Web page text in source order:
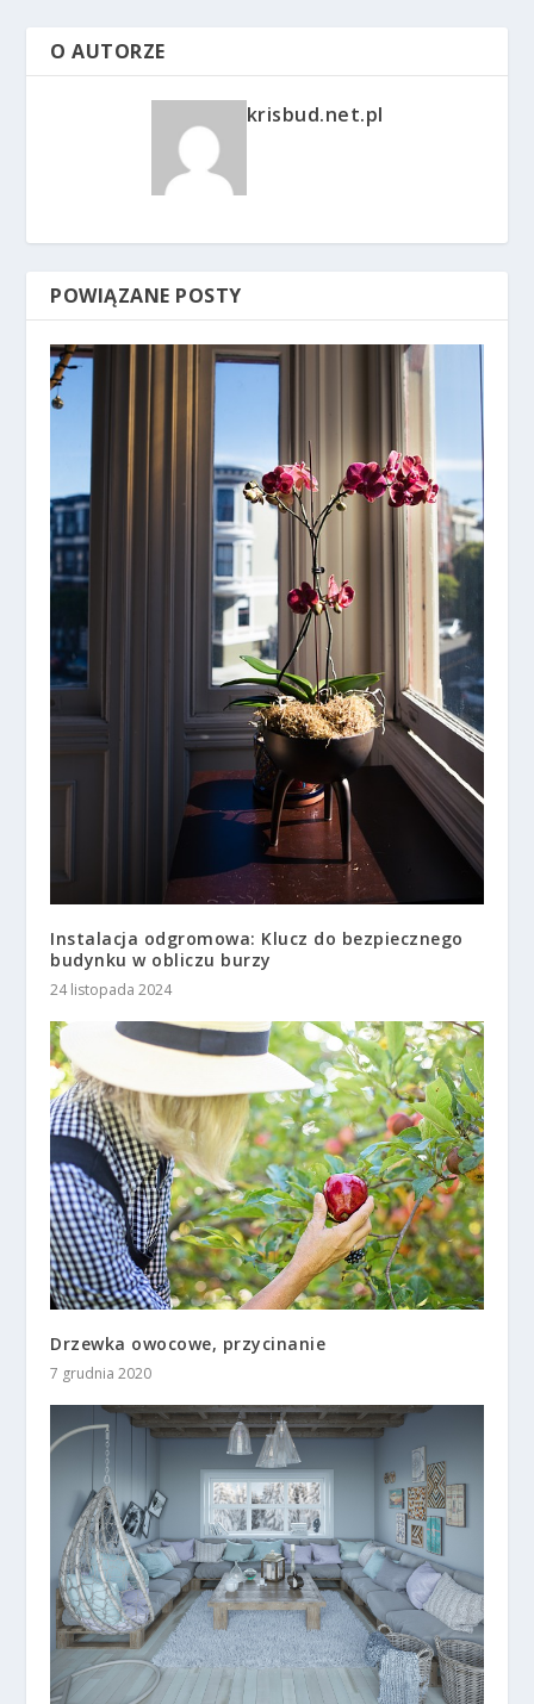
O AUTORZE
krisbud.net.pl
POWIĄZANE POSTY
Instalacja odgromowa: Klucz do bezpiecznego
budynku w obliczu burzy
24 listopada 2024
Drzewka owocowe, przycinanie
7 grudnia 2020